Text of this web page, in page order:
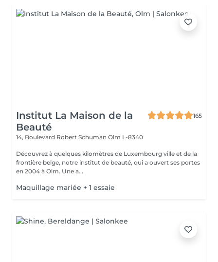
Institut La Maison de la
Beauté
165
14, Boulevard Robert Schuman Olm L-8340
Découvrez à quelques kilomètres de Luxembourg ville et de la
frontière belge, notre institut de beauté, qui a ouvert ses portes
en 2004 à Olm. Une a...
Maquillage mariée + 1 essaie